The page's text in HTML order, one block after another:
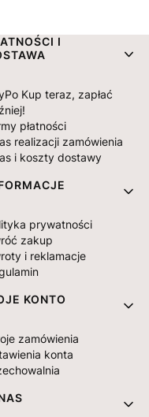
w stopce
I
Kup teraz, zapłać
płatności
realizacji zamówienia
i koszty dostawy
prywatności
zakup
i reklamacje
KONTO
zamówienia
konta